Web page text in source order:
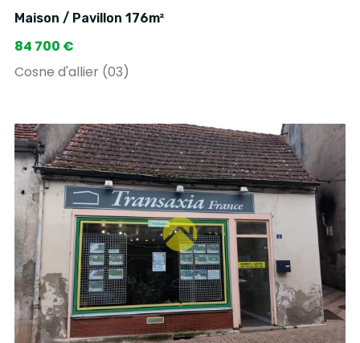
Maison / Pavillon 176m²
84 700 €
Cosne d'allier (03)